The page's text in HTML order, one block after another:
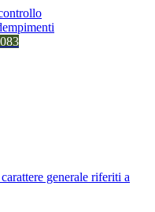
generale riferiti a